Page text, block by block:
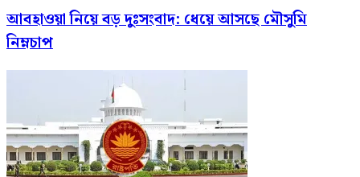
আবহাওয়া নিয়ে বড় দুঃসংবাদ: ধেয়ে আসছে মৌসুমি
নিম্নচাপ